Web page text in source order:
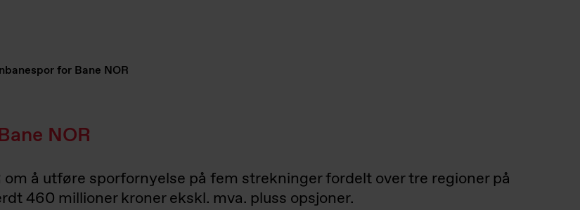
for Bane NOR
NOR
å utføre sporfornyelse på fem strekninger fordelt over tre regioner på
460 millioner kroner ekskl. mva. pluss opsjoner.